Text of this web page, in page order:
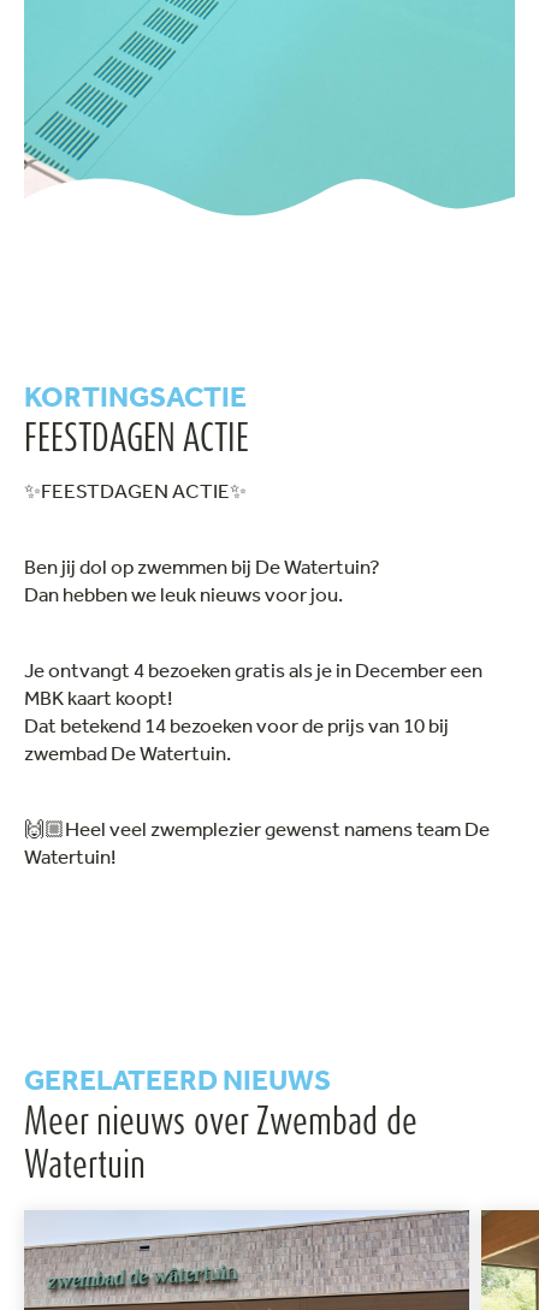
KORTINGSACTIE
FEESTDAGEN ACTIE
✨FEESTDAGEN ACTIE✨
Ben jij dol op zwemmen bij De Watertuin?
Dan hebben we leuk nieuws voor jou.
Je ontvangt 4 bezoeken gratis als je in December een
MBK kaart koopt!
Dat betekend 14 bezoeken voor de prijs van 10 bij
zwembad De Watertuin.
🙌🏼Heel veel zwemplezier gewenst namens team De
Watertuin!
GERELATEERD NIEUWS
Meer nieuws over Zwembad de
Watertuin